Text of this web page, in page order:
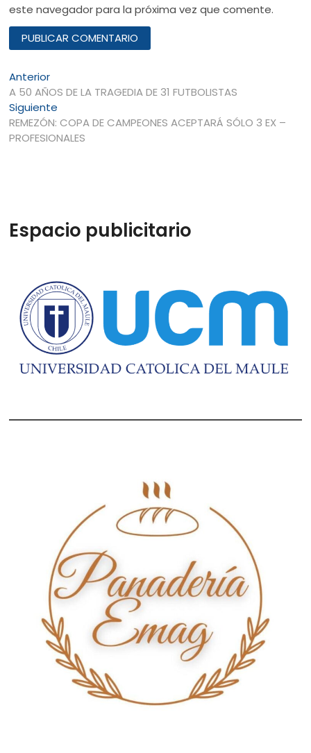
este navegador para la próxima vez que comente.
Navegación
de
entradas
AnteriorEntrada
anterior:
A 50 AÑOS DE LA TRAGEDIA DE 31 FUTBOLISTAS
Siguiente
siguiente:
REMEZÓN: COPA DE CAMPEONES ACEPTARÁ SÓLO 3 EX –
PROFESIONALES
Espacio publicitario